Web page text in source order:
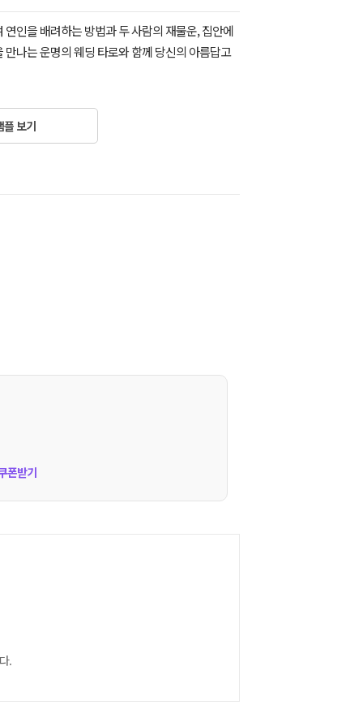
인을 배려하는 방법과 두 사람의 재물운, 집안에
나는 운명의 웨딩 타로와 함께 당신의 아름답고
보기
폰받기
.